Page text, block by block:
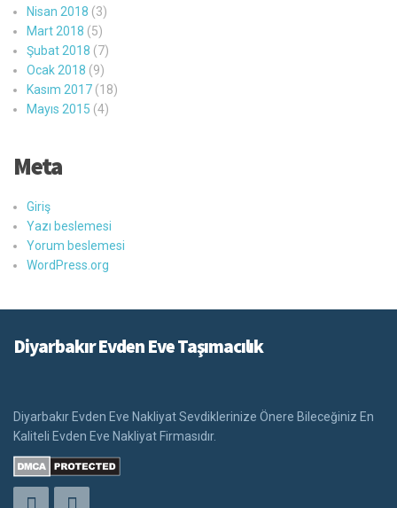
Nisan 2018 (3)
Mart 2018 (5)
Şubat 2018 (7)
Ocak 2018 (9)
Kasım 2017 (18)
Mayıs 2015 (4)
Meta
Giriş
Yazı beslemesi
Yorum beslemesi
WordPress.org
Diyarbakır Evden Eve Taşımacılık
Diyarbakır Evden Eve Nakliyat Sevdiklerinize Önere Bileceğiniz En
Kaliteli Evden Eve Nakliyat Firmasıdır.